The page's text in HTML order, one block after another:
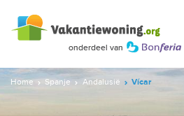
Home Spanje Andalusië Vícar